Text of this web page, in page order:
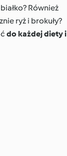
Również
ryż i brokuły?
do każdej diety i